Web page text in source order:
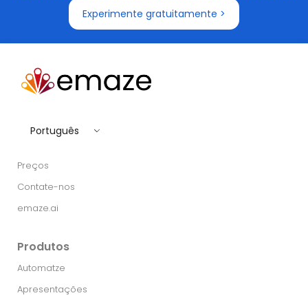
Experimente gratuitamente >
Português
Preços
Contate-nos
emaze.ai
Produtos
Automatze
Apresentações